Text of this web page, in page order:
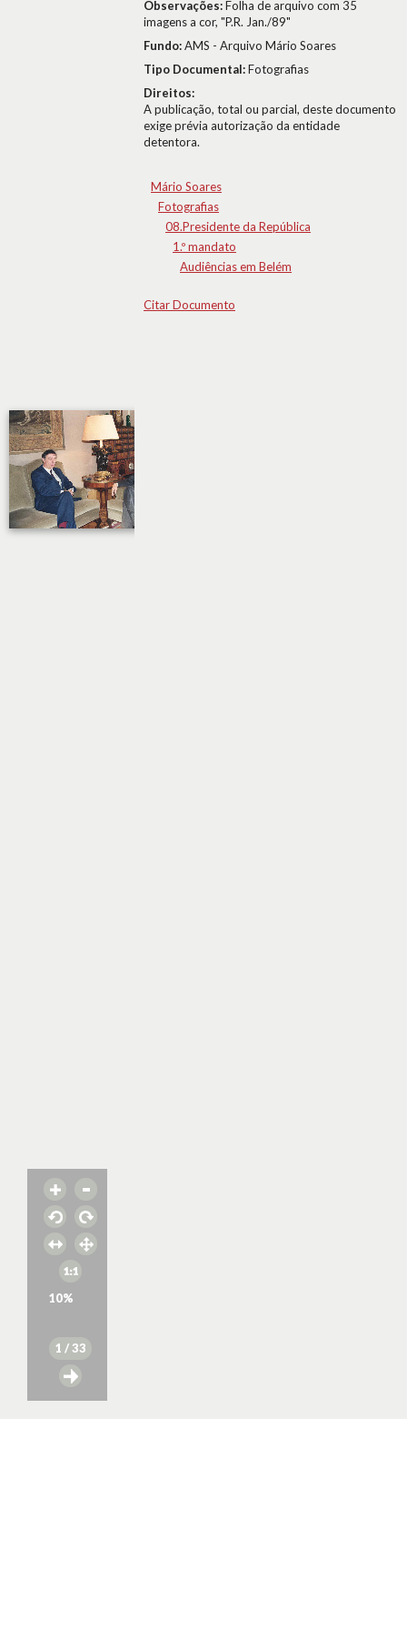
10%
1 / 33
Observações:Folha de arquivo com 35
imagens a cor, "P.R. Jan./89"
Fundo:AMS - Arquivo Mário Soares
Tipo Documental:Fotografias
Direitos:
A publicação, total ou parcial, deste documento
exige prévia autorização da entidade
detentora.
Mário Soares
Fotografias
08.Presidente da República
1.º mandato
Audiências em Belém
Citar Documento